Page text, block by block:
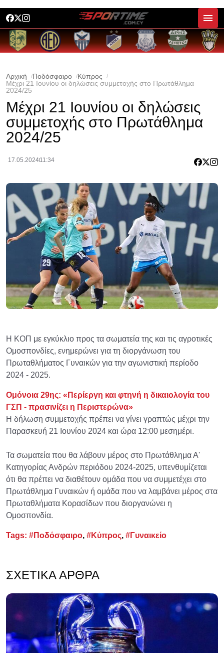
Αρχική Ποδόσφαιρο
Κύπρος
Μέχρι 21 Ιουνίου οι δηλώσεις συμμετοχής στο Πρωτάθλημα
2024/25
Μέχρι 21 Ιουνίου οι δηλώσεις
συμμετοχής στο Πρωτάθλημα
2024/25
17.05.202411:34
Η ΚΟΠ με εγκύκλιο προς τα σωματεία της και τις αγροτικές
Ομοσπονδίες, ενημερώνει για τη διοργάνωση του
Πρωταθλήματος Γυναικών για την αγωνιστική περίοδο
2024 - 2025.
Ομόνοια 29ης: «Περίεργη και φτηνή η δικαιολογία του
ΓΣΠ - πρασινίζει η Περιστερώνα»
Η δήλωση συμμετοχής πρέπει να γίνει γραπτώς μέχρι την
Παρασκευή 21 Ιουνίου 2024 και ώρα 12:00 μεσημέρι.
Τα σωματεία που θα λάβουν μέρος στο Πρωτάθλημα Α'
Κατηγορίας Ανδρών περιόδου 2024-2025, υπενθυμίζεται
ότι θα πρέπει να διαθέτουν ομάδα που να συμμετέχει στο
Πρωτάθλημα Γυναικών ή ομάδα που να λαμβάνει μέρος στα
Πρωταθλήματα Κορασίδων που διοργανώνει η
Ομοσπονδία.
Tags: #Ποδόσφαιρο, #Κύπρος, #Γυναικείο
ΣΧΕΤΙΚΆ ΆΡΘΡΑ